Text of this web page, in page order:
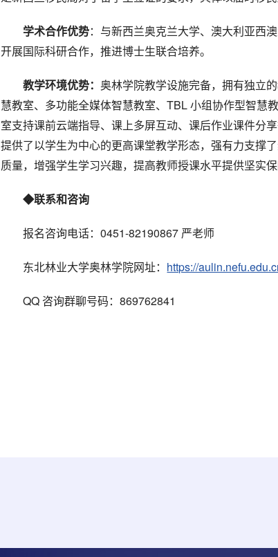
学术合作优势：与新西兰奥克兰大学、澳大利亚西
开展国际科研合作，推进博士生联合培养。
教学环境优势：奥林学院教学设施完备，拥有独立
慧教室、多功能全媒体智慧教室、TBL 小组协作型智慧
室支持课前云端指导、课上多屏互动、课后作业课件分
提供了以学生为中心的更高课堂教学形态，强有力支撑
质量，增强学生学习兴趣，提高教师授课水平提供坚实保
◆联系和咨询
报名咨询电话：0451-82190867 严老师
东北林业大学奥林学院网址： https://
QQ 咨询群聊号码：869762841